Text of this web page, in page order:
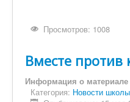
Просмотров: 1008
Вместе против
Информация о материале
Категория: Новости школы